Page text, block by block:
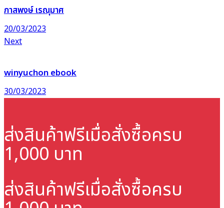
ภาสพงษ์ เรณุมาศ
20/03/2023
Next
winyuchon ebook
30/03/2023
ส่งสินค้าฟรีเมื่อสั่งซื้อครบ
1,000 บาท
ส่งสินค้าฟรีเมื่อสั่งซื้อครบ